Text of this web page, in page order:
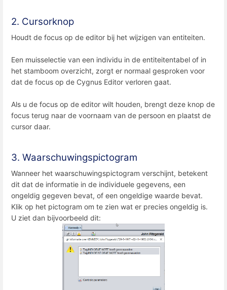
2. Cursorknop
Houdt de focus op de editor bij het wijzigen van entiteiten.
Een muisselectie van een individu in de entiteitentabel of in
het stamboom overzicht, zorgt er normaal gesproken voor
dat de focus op de Cygnus Editor verloren gaat.
Als u de focus op de editor wilt houden, brengt deze knop de
focus terug naar de voornaam van de persoon en plaatst de
cursor daar.
3. Waarschuwingspictogram
Wanneer het waarschuwingspictogram verschijnt, betekent
dit dat de informatie in de individuele gegevens, een
ongeldig gegeven bevat, of een ongeldige waarde bevat.
Klik op het pictogram om te zien wat er precies ongeldig is.
U ziet dan bijvoorbeeld dit: